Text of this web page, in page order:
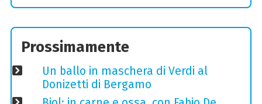
Prossimamente
Un ballo in maschera di Verdi al
Donizetti di Bergamo